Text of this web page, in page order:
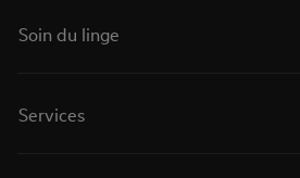
Soin du linge
Services